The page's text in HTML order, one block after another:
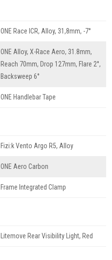
ONE Race ICR, Alloy, 31,8mm, -7°
ONE Alloy, X-Race Aero, 31.8mm,
Reach 70mm, Drop 127mm, Flare 2°,
Backsweep 6°
ONE Handlebar Tape
Fizi:k Vento Argo R5, Alloy
ONE Aero Carbon
Frame Integrated Clamp
Litemove Rear Visibility Light, Red